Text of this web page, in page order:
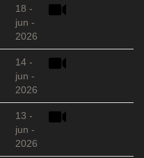
18 -
jun -
2026
14 -
jun -
2026
13 -
jun -
2026